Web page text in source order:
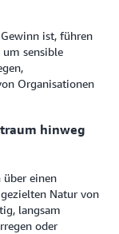
ist, führen
um sensible
Organisationen
hinweg
über einen
Natur von
langsam
oder